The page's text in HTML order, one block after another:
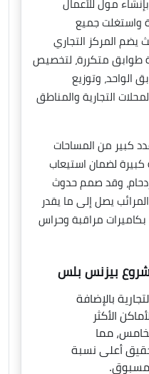
مول للأعمال
واستغلت جميع
يضم المركز التجاري
وستة طوابق متكررة، لتخصيص
الواحد، وتوزيع
التجارية والمناطق
كبير من المساحات
لضمان استيعاب
وقد صمم حدوث
يصل إلى ما يقدر
بكاميرات مراقبة وحراس
بيزنس بلس
بالإضافة
الأكثر
مما
أعلى نسبة
مسبوق.